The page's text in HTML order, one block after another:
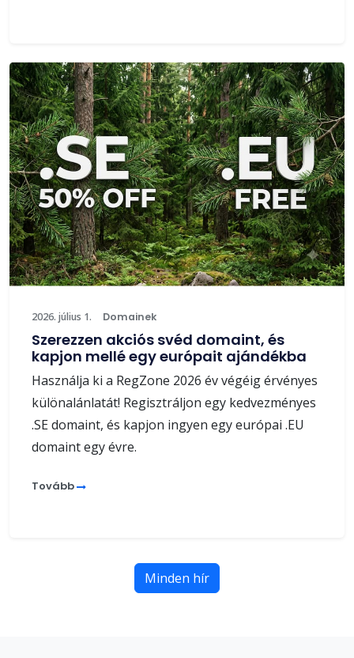
2026. július 1. Domainek
Szerezzen akciós svéd domaint, és
kapjon mellé egy európait ajándékba
Használja ki a RegZone 2026 év végéig érvényes
különalánlatát! Regisztráljon egy kedvezményes
.SE domaint, és kapjon ingyen egy európai .EU
domaint egy évre.
Tovább
Minden hír